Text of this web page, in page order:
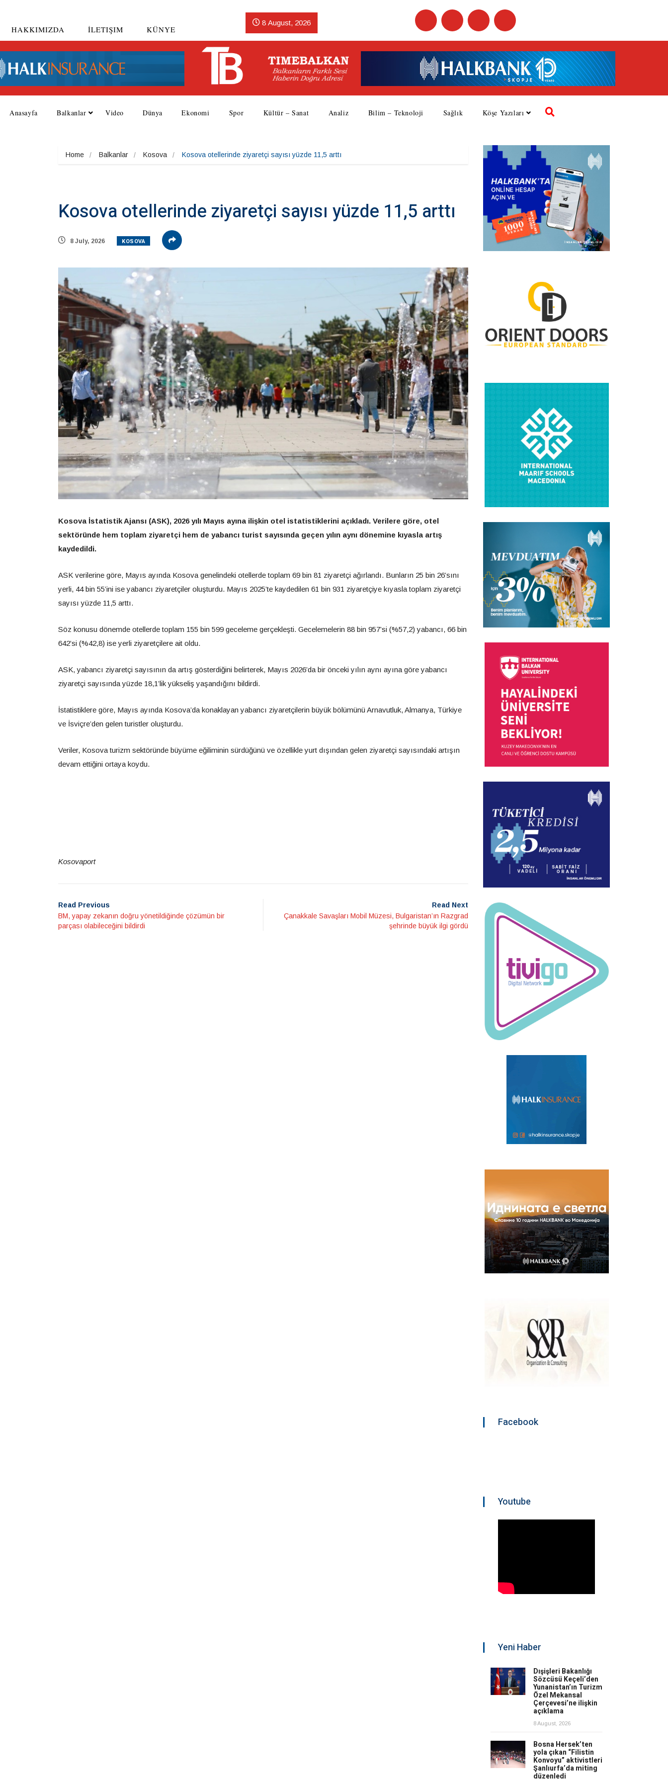
HAKKIMIZDA İLETIŞIM KÜNYE
8 August, 2026
Anasayfa Balkanlar Video Dünya Ekonomi Spor Kültür – Sanat Analiz Bilim – Teknoloji Sağlık Köşe Yazıları
Home Balkanlar Kosova Kosova otellerinde ziyaretçi sayısı yüzde 11,5 arttı
Kosova otellerinde ziyaretçi sayısı yüzde 11,5 arttı
8 July, 2026 KOSOVA
Kosova İstatistik Ajansı (ASK), 2026 yılı Mayıs ayına ilişkin otel istatistiklerini açıkladı. Verilere göre, otel
sektöründe hem toplam ziyaretçi hem de yabancı turist sayısında geçen yılın aynı dönemine kıyasla artış
kaydedildi.
ASK verilerine göre, Mayıs ayında Kosova genelindeki otellerde toplam 69 bin 81 ziyaretçi ağırlandı. Bunların 25 bin 26’sını
yerli, 44 bin 55’ini ise yabancı ziyaretçiler oluşturdu. Mayıs 2025’te kaydedilen 61 bin 931 ziyaretçiye kıyasla toplam ziyaretçi
sayısı yüzde 11,5 arttı.
Söz konusu dönemde otellerde toplam 155 bin 599 geceleme gerçekleşti. Gecelemelerin 88 bin 957’si (%57,2) yabancı, 66 bin
642’si (%42,8) ise yerli ziyaretçilere ait oldu.
ASK, yabancı ziyaretçi sayısının da artış gösterdiğini belirterek, Mayıs 2026’da bir önceki yılın aynı ayına göre yabancı
ziyaretçi sayısında yüzde 18,1’lik yükseliş yaşandığını bildirdi.
İstatistiklere göre, Mayıs ayında Kosova’da konaklayan yabancı ziyaretçilerin büyük bölümünü Arnavutluk, Almanya, Türkiye
ve İsviçre’den gelen turistler oluşturdu.
Veriler, Kosova turizm sektöründe büyüme eğiliminin sürdüğünü ve özellikle yurt dışından gelen ziyaretçi sayısındaki artışın
devam ettiğini ortaya koydu.
Kosovaport
Read Previous
BM, yapay zekanın doğru yönetildiğinde çözümün bir
parçası olabileceğini bildirdi
Read Next
Çanakkale Savaşları Mobil Müzesi, Bulgaristan’ın Razgrad
şehrinde büyük ilgi gördü
Facebook
Youtube
Yeni Haber
Dışişleri Bakanlığı
Sözcüsü Keçeli’den
Yunanistan’ın Turizm
Özel Mekansal
Çerçevesi’ne ilişkin
açıklama
8 August, 2026
Bosna Hersek’ten
yola çıkan “Filistin
Konvoyu” aktivistleri
Şanlıurfa’da miting
düzenledi